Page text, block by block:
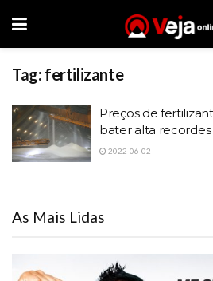
Tag: fertilizante
Preços de
bater alta recordes
2022-06-02
As Mais Lidas